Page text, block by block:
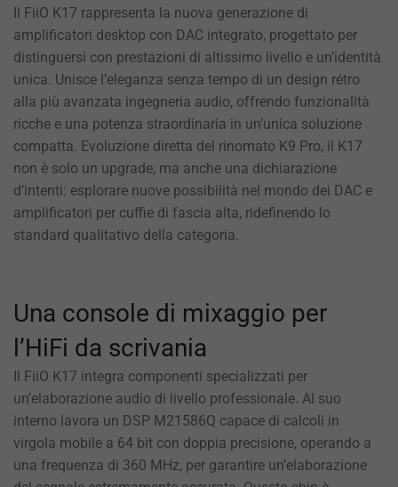
Il FiiO K17 rappresenta la nuova generazione di
amplificatori desktop con DAC integrato, progettato per
distinguersi con prestazioni di altissimo livello e un’identità
unica. Unisce l’eleganza senza tempo di un design rétro
alla più avanzata ingegneria audio, offrendo funzionalità
ricche e una potenza straordinaria in un’unica soluzione
compatta. Evoluzione diretta del rinomato K9 Pro, il K17
non è solo un upgrade, ma anche una dichiarazione
d’intenti: esplorare nuove possibilità nel mondo dei DAC e
amplificatori per cuffie di fascia alta, ridefinendo lo
standard qualitativo della categoria.
Una console di mixaggio per
l’HiFi da scrivania
Il FiiO K17 integra componenti specializzati per
un’elaborazione audio di livello professionale. Al suo
interno lavora un DSP M21586Q capace di calcoli in
virgola mobile a 64 bit con doppia precisione, operando a
una frequenza di 360 MHz, per garantire un’elaborazione